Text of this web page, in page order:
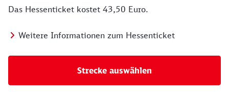
Das Hessenticket kostet 43,50 Euro.
Weitere Informationen zum Hessenticket
Strecke auswählen